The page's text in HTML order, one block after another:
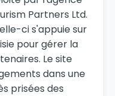
Partners Ltd.
ci s'appuie sur
pour gérer la
Le site
dans une
prisées des